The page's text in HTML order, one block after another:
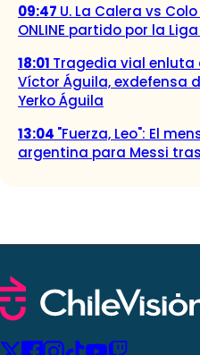
09:47 U. La Calera vs
ONLINE partido por la
18:01 Tragedia vial enluta
Víctor Águila, exdefensa
Yerko Águila
13:04 "Fuerza, Leo": El
argentina para Messi